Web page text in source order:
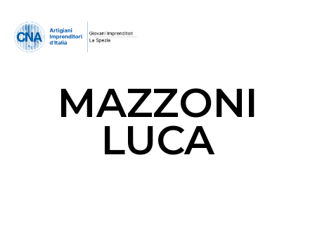
MAZZONI
LUCA